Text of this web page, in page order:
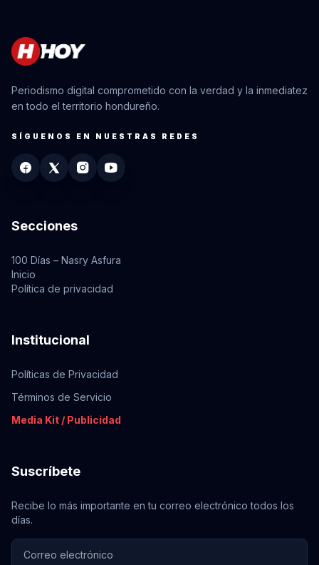
Periodismo digital comprometido con la verdad y la inmediatez
en todo el territorio hondureño.
SÍGUENOS EN NUESTRAS REDES
Secciones
100 Días – Nasry Asfura
Inicio
Política de privacidad
Institucional
Políticas de Privacidad
Términos de Servicio
Media Kit / Publicidad
Suscríbete
Recibe lo más importante en tu correo electrónico todos los
días.